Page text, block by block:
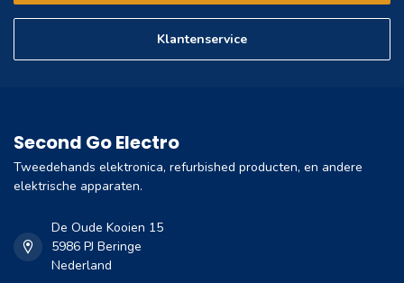
Klantenservice
Second Go Electro
Tweedehands elektronica, refurbished producten, en andere
elektrische apparaten.
De Oude Kooien 15
5986 PJ Beringe
Nederland